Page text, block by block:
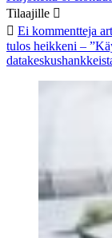
Tilaajille
Ei kommentteja
tulos heikkeni –